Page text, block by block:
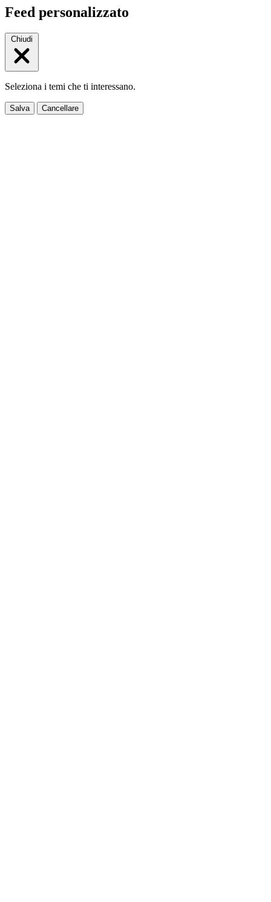
Feed personalizzato
Chiudi
Seleziona i temi che ti interessano.
Salva Cancellare